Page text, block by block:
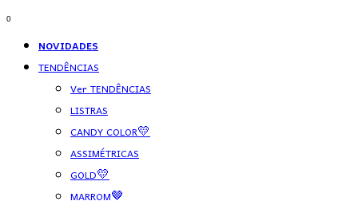
0
NOVIDADES
TENDÊNCIAS
Ver TENDÊNCIAS
LISTRAS
CANDY COLOR💛
ASSIMÉTRICAS
GOLD💛